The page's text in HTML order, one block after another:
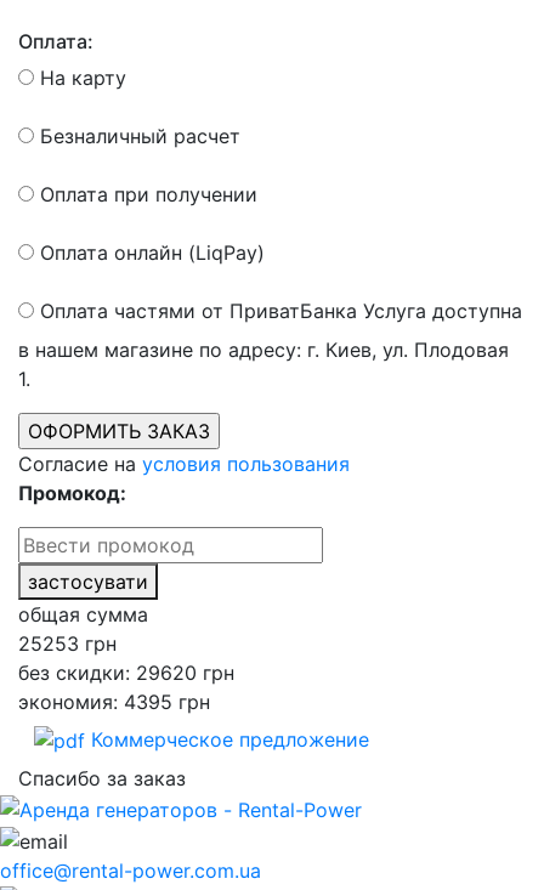
Оплата:
На карту
Безналичный расчет
Оплата при получении
Оплата онлайн (LiqPay)
Оплата частями от ПриватБанка Услуга доступна
в нашем магазине по адресу: г. Киев, ул. Плодовая
1.
Согласие на условия пользования
Промокод:
застосувати
общая сумма
25253 грн
без скидки: 29620 грн
экономия: 4395 грн
Коммерческое предложение
Спасибо за заказ
office@rental-power.com.ua